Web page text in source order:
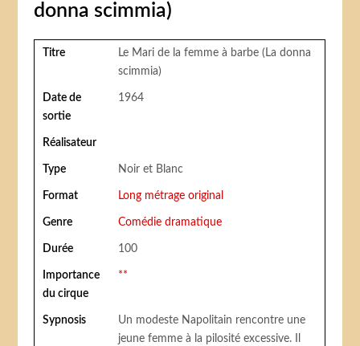
donna scimmia)
Titre
Le Mari de la femme à barbe (La donna
scimmia)
Date de
sortie
1964
Réalisateur
Type Noir et Blanc
Format Long métrage original
Genre Comédie dramatique
Durée 100
Importance
du cirque
**
Sypnosis
Un modeste Napolitain rencontre une
jeune femme à la pilosité excessive. Il